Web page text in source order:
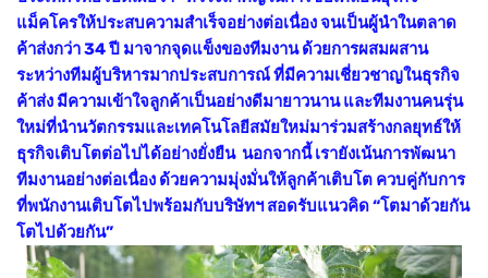
แม็คโครให้ประสบความสำเร็จอย่างต่อเนื่อง จนเป็นผู้นำในตลาด
ค้าส่งกว่า 34 ปี มาจากจุดแข็งของทีมงาน ด้วยการผสมผสาน
ระหว่างทีมผู้บริหารมากประสบการณ์ ที่มีความเชี่ยวชาญในธุรกิจ
ค้าส่ง มีความเข้าใจลูกค้าเป็นอย่างดีมายาวนาน และทีมงานคนรุ่น
ใหม่ที่นำนวัตกรรมและเทคโนโลยีสมัยใหม่มาร่วมสร้างกลยุทธ์ให้
ธุรกิจเติบโตต่อไปได้อย่างยั่งยืน นอกจากนี้ เรายังเน้นการพัฒนา
ทีมงานอย่างต่อเนื่อง ด้วยความมุ่งมั่นให้ลูกค้าเติบโต ควบคู่กับการ
ที่พนักงานเติบโตไปพร้อมกับบริษัทฯ สอดรับแนวคิด “โตมาด้วยกัน
โตไปด้วยกัน”